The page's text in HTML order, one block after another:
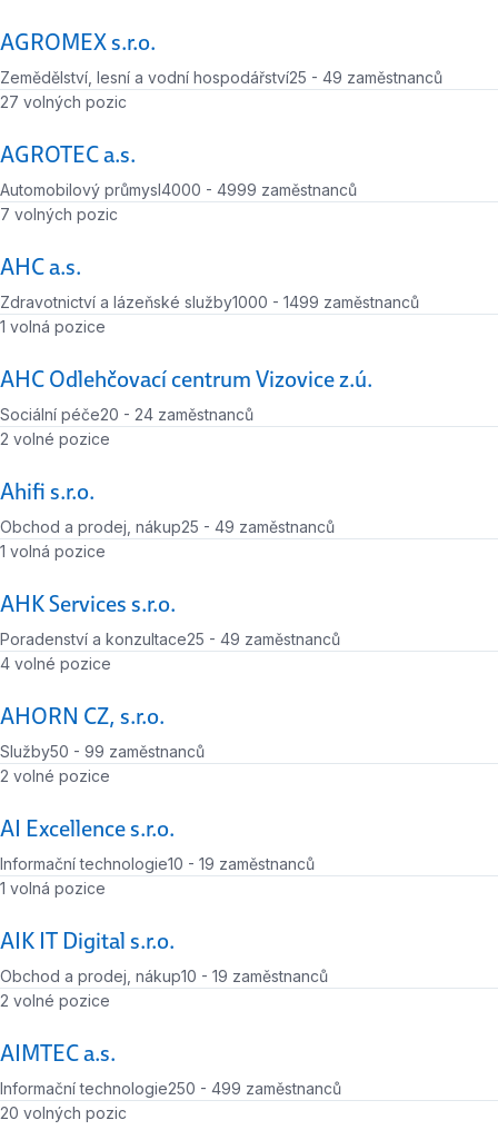
AGROMEX s.r.o.
Zemědělství, lesní a vodní hospodářství
Počet zaměstnanců
25 - 49 zaměstnanců
AGROTEC a.s.
Počet volných míst
27 volných pozic
Automobilový průmysl
Počet zaměstnanců
4000 - 4999 zaměstnanců
AHC a.s.
Počet volných míst
7 volných pozic
Zdravotnictví a lázeňské služby
Počet zaměstnanců
1000 - 1499 zaměstnanců
AHC Odlehčovací centrum Vizovice z.ú.
Počet volných míst
1 volná pozice
Sociální péče
Počet zaměstnanců
20 - 24 zaměstnanců
Ahifi s.r.o.
Počet volných míst
2 volné pozice
Obchod a prodej, nákup
Počet zaměstnanců
25 - 49 zaměstnanců
AHK Services s.r.o.
Počet volných míst
1 volná pozice
Poradenství a konzultace
Počet zaměstnanců
25 - 49 zaměstnanců
AHORN CZ, s.r.o.
Počet volných míst
4 volné pozice
Služby
Počet zaměstnanců
50 - 99 zaměstnanců
AI Excellence s.r.o.
Počet volných míst
2 volné pozice
Informační technologie
Počet zaměstnanců
10 - 19 zaměstnanců
AIK IT Digital s.r.o.
Počet volných míst
1 volná pozice
Obchod a prodej, nákup
Počet zaměstnanců
10 - 19 zaměstnanců
AIMTEC a.s.
Počet volných míst
2 volné pozice
Informační technologie
Počet zaměstnanců
250 - 499 zaměstnanců
Počet volných míst
20 volných pozic